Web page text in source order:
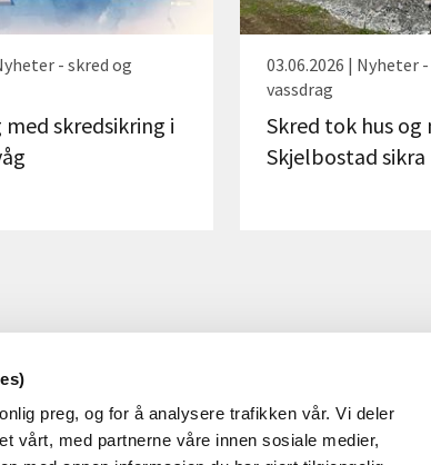
preg, og for å analysere trafikken vår. Vi deler
vårt, med partnerne våre innen sosiale medier,
- skred og
med skredsikring i
03.06.2026 | Nyheter
vassdrag
Skred tok hus og
Skjelbostad
OM NETTSTEDET RME